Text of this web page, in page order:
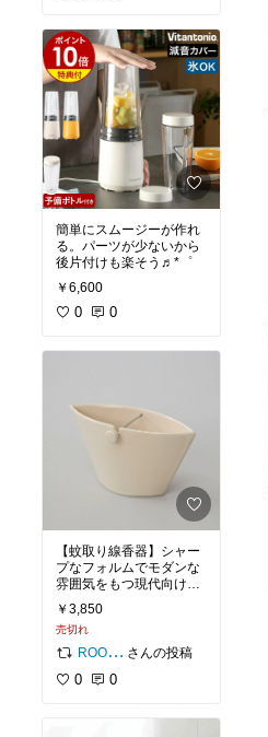
簡単にスムージーが作れ
る。パーツが少ないから
後片付けも楽そう♬*゜
￥6,600
0 0
【蚊取り線香器】シャー
プなフォルムでモダンな
雰囲気をもつ現代向けの
蚊取り線香入れです。し
っかり灰もキャッチして
くれるので、ベランダな
ど風のある空間にも置く
大事なお供です。
￥3,850
売切れ
ROOM編集部 さんの投稿
0 0